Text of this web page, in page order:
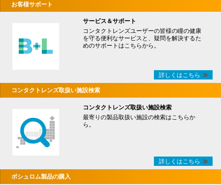
お客様サポート
サービス＆サポート
コンタクトレンズユーザーの皆様の瞳の健康
を守る便利なサービスと、疑問を解決するた
めのサポートはこちらから。
詳しくはこちら
コンタクトレンズ取扱い施設検索
コンタクトレンズ取扱い施設検索
最寄りの製品取扱い施設の検索はこちらか
ら。
詳しくはこちら
ボシュロム製品の購入